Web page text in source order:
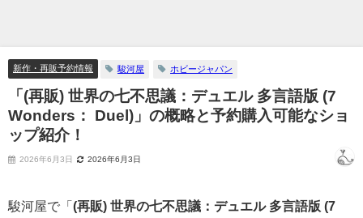
新作・再販予約情報 駿河屋 ホビージャパン
「(再販) 世界の七不思議：デュエル 多言語版 (7
Wonders： Duel)」の概略と予約購入可能なショ
ップ紹介！
2026年6月3日 2026年6月3日
駿河屋で「 (再販) 世界の七不思議：デュエル 多言語版 (7